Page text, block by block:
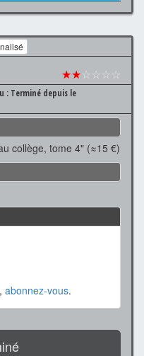
★★☆☆☆☆
: Terminé depuis le
collège, tome 4" (≈15 €)
abonnez-vous.